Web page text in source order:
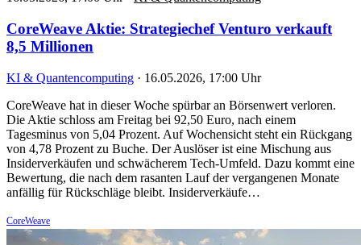
CoreWeave Aktie: Strategiechef Venturo verkauft
8,5 Millionen
KI & Quantencomputing · 16.05.2026, 17:00 Uhr
CoreWeave hat in dieser Woche spürbar an Börsenwert verloren.
Die Aktie schloss am Freitag bei 92,50 Euro, nach einem
Tagesminus von 5,04 Prozent. Auf Wochensicht steht ein Rückgang
von 4,78 Prozent zu Buche. Der Auslöser ist eine Mischung aus
Insiderverkäufen und schwächerem Tech-Umfeld. Dazu kommt eine
Bewertung, die nach dem rasanten Lauf der vergangenen Monate
anfällig für Rückschläge bleibt. Insiderverkäufe…
CoreWeave